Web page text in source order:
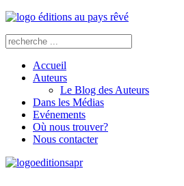
Accueil
Auteurs
Le Blog des Auteurs
Dans les Médias
Evénements
Où nous trouver?
Nous contacter